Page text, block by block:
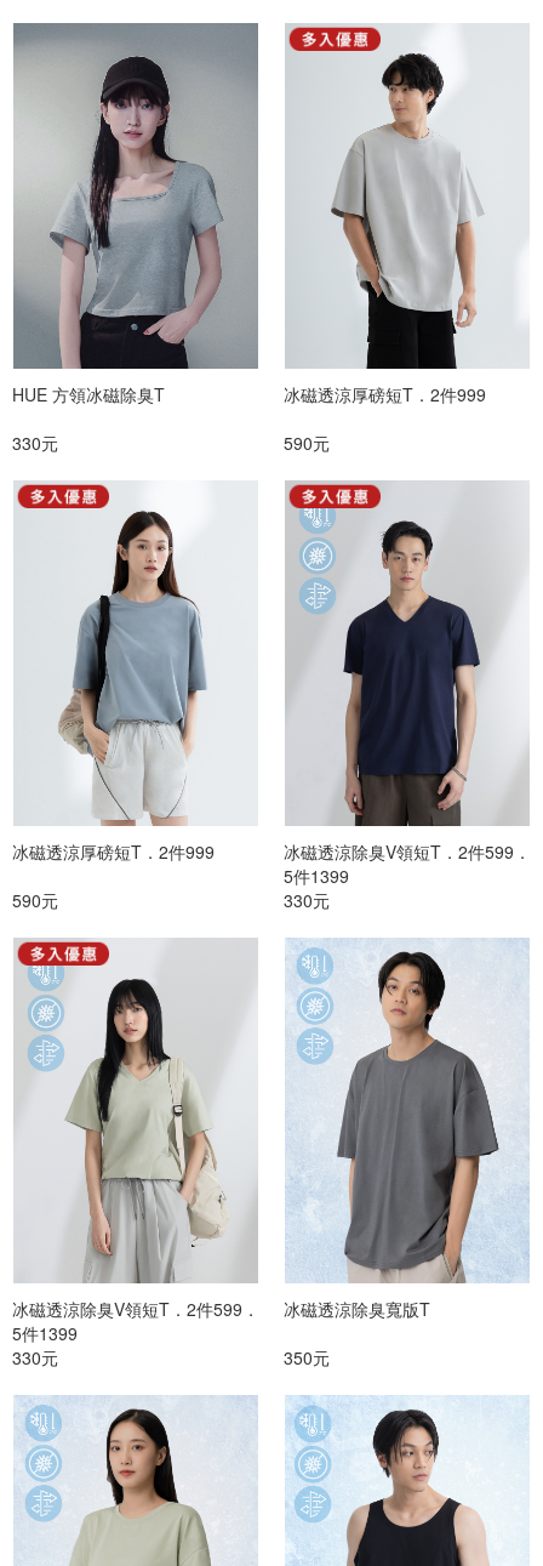
HUE 方領冰磁除臭T
330元
冰磁透涼厚磅短T．2件999
590元
冰磁透涼厚磅短T．2件999
590元
冰磁透涼除臭V領短T．2件599．
5件1399
330元
冰磁透涼除臭V領短T．2件599．
5件1399
330元
冰磁透涼除臭寬版T
350元